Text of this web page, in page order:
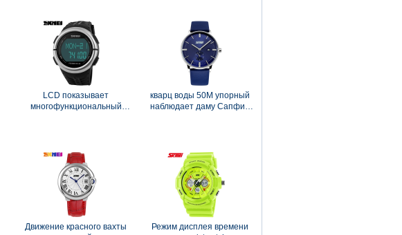
LCD показывает
многофункциональный
кварц воды 50M упорный
наблюдает даму Сапфир
Движение красного вахты
Режим дисплея времени